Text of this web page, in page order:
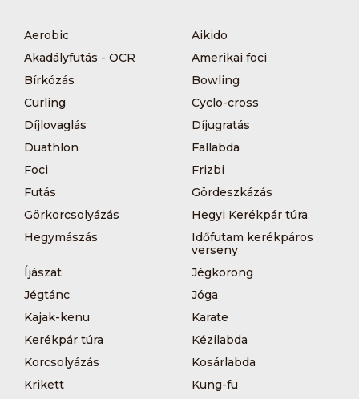
Aerobic
Aikido
Akadályfutás - OCR
Amerikai foci
Bírkózás
Bowling
Curling
Cyclo-cross
Díjlovaglás
Díjugratás
Duathlon
Fallabda
Foci
Frizbi
Futás
Gördeszkázás
Görkorcsolyázás
Hegyi Kerékpár túra
Hegymászás
Időfutam kerékpáros
verseny
Íjászat
Jégkorong
Jégtánc
Jóga
Kajak-kenu
Karate
Kerékpár túra
Kézilabda
Korcsolyázás
Kosárlabda
Krikett
Kung-fu